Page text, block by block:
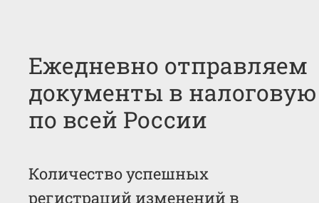
Ежедневно отправляем
документы в налоговую
по всей России
Количество успешных
регистраций изменений в